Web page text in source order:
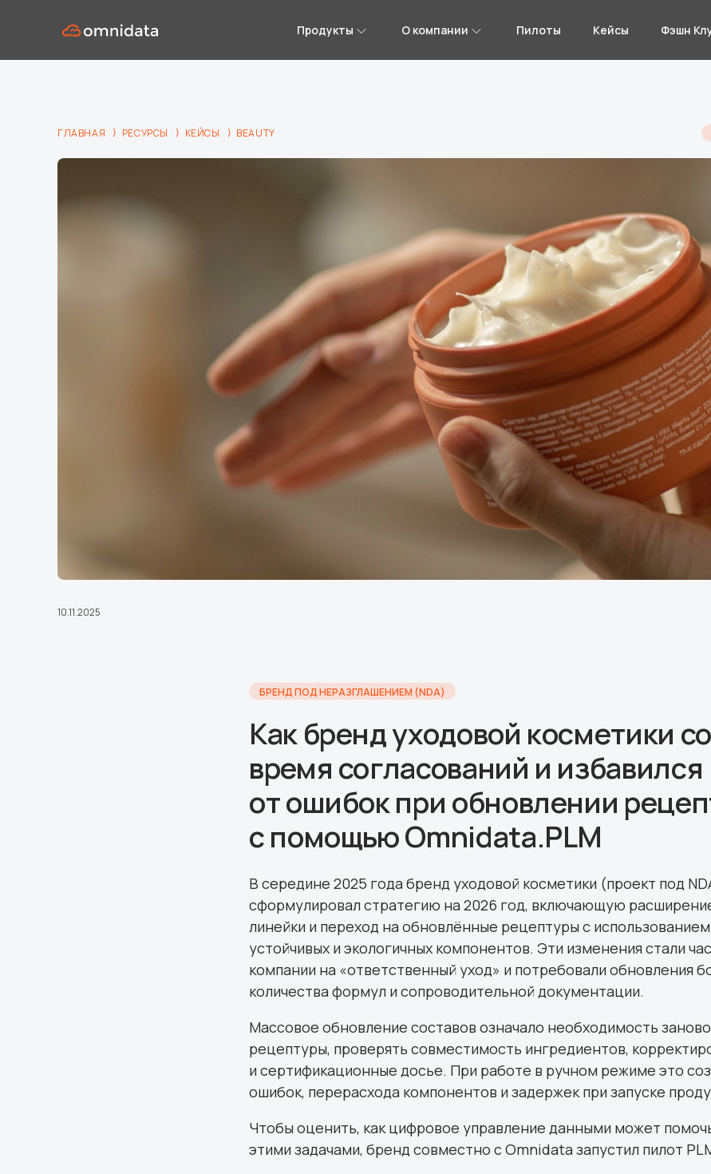
Продукты О компании Пилоты Кейсы Фэшн
ГЛАВНАЯ ⟩ РЕСУРСЫ ⟩ КЕЙСЫ ⟩ BEAUTY
10.11.2025
БРЕНД ПОД НЕРАЗГЛАШЕНИЕМ (NDA)
Как бренд уходовой косметики
время согласований и избавился
от ошибок при обновлении
с помощью Omnidata.PLM
В середине 2025 года бренд уходовой косметики (проект под
сформулировал стратегию на 2026 год, включающую
линейки и переход на обновлённые рецептуры с
устойчивых и экологичных компонентов. Эти изменения стали
компании на «ответственный уход» и потребовали обновления
количества формул и сопроводительной документации.
Массовое обновление составов означало необходимость
рецептуры, проверять совместимость ингредиентов,
и сертификационные досье. При работе в ручном режиме это
ошибок, перерасхода компонентов и задержек при запуске
Чтобы оценить, как цифровое управление данными может
этими задачами, бренд совместно с Omnidata запустил пилот